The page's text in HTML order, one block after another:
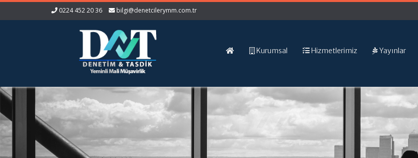
0224 452 20 36 bilgi@denetcilerymm.com.tr
Kurumsal Hizmetlerimiz Yayınlar